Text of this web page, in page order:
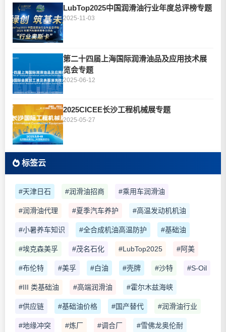
LubTop2025中国润滑油行业年度总评榜专题
2025-11-03
第二十四届上海国际润滑油品及应用技术展
览会专题
2025-06-12
2025CICEE长沙工程机械展专题
2025-05-27
标签云
#天津日石 #润滑油招商 #乘用车润滑油
#润滑油代理 #夏季汽车养护 #高温发动机机油
#小暑养车知识 #全合成机油高温防护 #基础油
#埃克森美孚 #茂名石化 #LubTop2025 #阿美
#布伦特 #美孚 #白油 #壳牌 #沙特 #S-Oil
#III 类基础油 #高端润滑油 #霍尔木兹海峡
#供应链 #基础油价格 #国产替代 #润滑油行业
#地缘冲突 #炼厂 #调合厂 #雪佛龙奥伦耐